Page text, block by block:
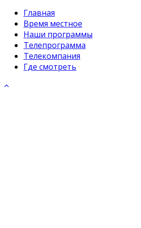
Главная
Время местное
Наши программы
Телепрограмма
Телекомпания
Где смотреть